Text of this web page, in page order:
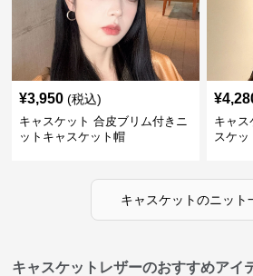
¥3,950 (税込)
キャスケット 合皮ブリム付きニ
ットキャスケット帽
¥
キャス
スケッ
キャスケットのニット
キャスケットレザーのおすすめアイ